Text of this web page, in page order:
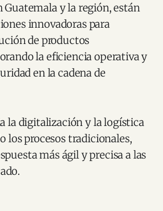
Guatemala y la región, están
innovadoras para
de productos
la eficiencia operativa y
en la cadena de
la digitalización y la logística
los procesos tradicionales,
más ágil y precisa a las